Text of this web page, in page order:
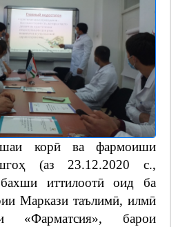
корӣ ва фармоиши
(аз 23.12.2020 с.,
иттилоотӣ оид ба
Маркази таълимӣ, илмӣ
«Фарматсия», барои